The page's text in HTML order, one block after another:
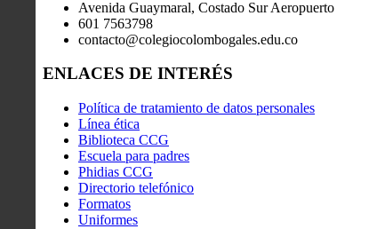
Avenida Guaymaral, Costado Sur Aeropuerto
601 7563798
contacto@colegiocolombogales.edu.co
ENLACES DE INTERÉS
Política de tratamiento de datos personales
Línea ética
Biblioteca CCG
Escuela para padres
Phidias CCG
Directorio telefónico
Formatos
Uniformes